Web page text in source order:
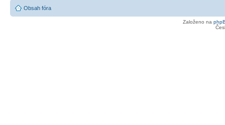
Obsah fóra
Založeno na